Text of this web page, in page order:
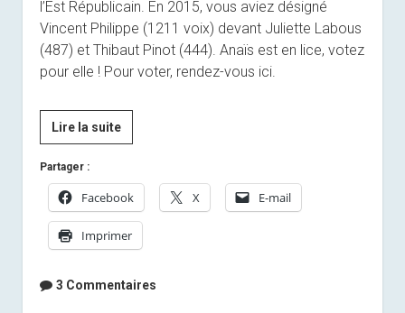
l’Est Républicain. En 2015, vous aviez désigné
Vincent Philippe (1211 voix) devant Juliette Labous
(487) et Thibaut Pinot (444). Anaïs est en lice, votez
pour elle ! Pour voter, rendez-vous ici.
Lire la suiteVotez
pour
sportif
Franc-
Comtois
l’année
Partager :
Facebook X E-mail
Imprimer
3 Commentaires